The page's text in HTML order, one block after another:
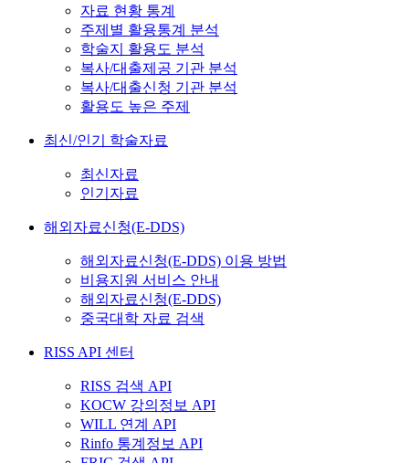
자료 현황 통계
주제별 활용통계 분석
학술지 활용도 분석
복사/대출제공 기관 분석
복사/대출신청 기관 분석
활용도 높은 주제
최신/인기 학술자료
최신자료
인기자료
해외자료신청(E-DDS)
해외자료신청(E-DDS) 이용 방법
비용지원 서비스 안내
해외자료신청(E-DDS)
중국대학 자료 검색
RISS API 센터
RISS 검색 API
KOCW 강의정보 API
WILL 연계 API
Rinfo 통계정보 API